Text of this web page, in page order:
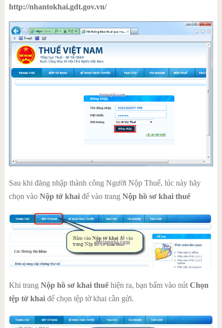
http://nhantokhai.gdt.gov.vn/
Sau khi đăng nhập thành công Người Nộp Thuế, lúc này hãy
chọn vào Nộp tờ khai để vào trang Nộp hồ sơ khai thuế
Khi trang Nộp hồ sơ khai thuế hiện ra, bạn bấm vào nút Chọn
tệp tờ khai để chọn tệp tờ khai cần gửi.